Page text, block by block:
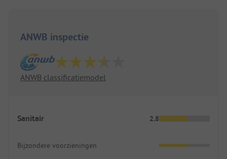
ANWB inspectie
ANWB classificatiemodel
Sanitair 2.8
Bijzondere voorzieningen